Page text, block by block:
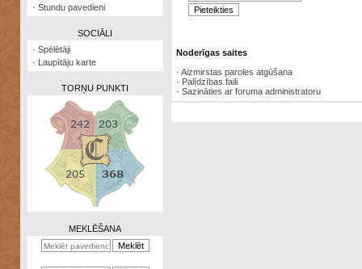
Zināšanu
· Stundu pavedieni
SOCIĀLI
· Spēlētāji
· Laupītāju karte
TORŅU PUNKTI
MEKLĒŠANA
Noderīgas saites
· Aizmirstas paroles atgūšana
· Palīdzības faili
· Sazināties ar foruma administratoru